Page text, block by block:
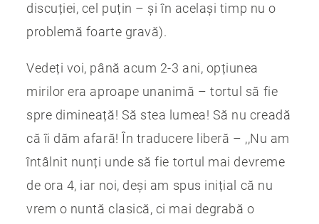
discuției, cel puțin – și în același timp nu o
problemă foarte gravă).
Vedeți voi, până acum 2-3 ani, opțiunea
mirilor era aproape unanimă – tortul să fie
spre dimineață! Să stea lumea! Să nu creadă
că îi dăm afară! În traducere liberă – ,,Nu am
întâlnit nunți unde să fie tortul mai devreme
de ora 4, iar noi, deși am spus inițial că nu
vrem o nuntă clasică, ci mai degrabă o